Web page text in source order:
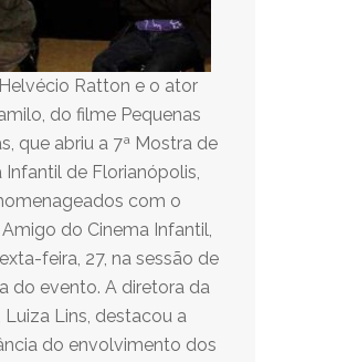
Ratton e o ator
do filme Pequenas
que abriu a 7ª Mostra de
Infantil de Florianópolis,
com o
Amigo do Cinema Infantil,
feira, 27, na sessão de
do evento. A diretora da
Luiza Lins, destacou a
do envolvimento dos